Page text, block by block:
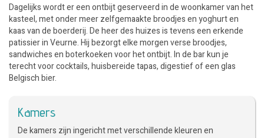
Dagelijks wordt er een ontbijt geserveerd in de woonkamer van het
kasteel, met onder meer zelfgemaakte broodjes en yoghurt en
kaas van de boerderij. De heer des huizes is tevens een erkende
patissier in Veurne. Hij bezorgt elke morgen verse broodjes,
sandwiches en boterkoeken voor het ontbijt. In de bar kun je
terecht voor cocktails, huisbereide tapas, digestief of een glas
Belgisch bier.
Kamers
De kamers zijn ingericht met verschillende kleuren en